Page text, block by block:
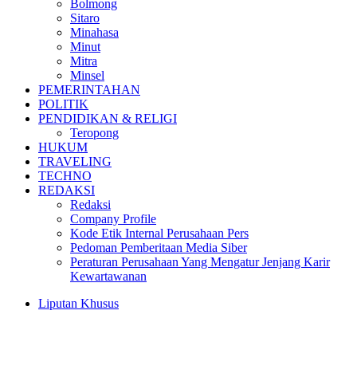
Bolmong
Sitaro
Minahasa
Minut
Mitra
Minsel
PEMERINTAHAN
POLITIK
PENDIDIKAN & RELIGI
Teropong
HUKUM
TRAVELING
TECHNO
REDAKSI
Redaksi
Company Profile
Kode Etik Internal Perusahaan Pers
Pedoman Pemberitaan Media Siber
Peraturan Perusahaan Yang Mengatur Jenjang Karir
Kewartawanan
Liputan Khusus